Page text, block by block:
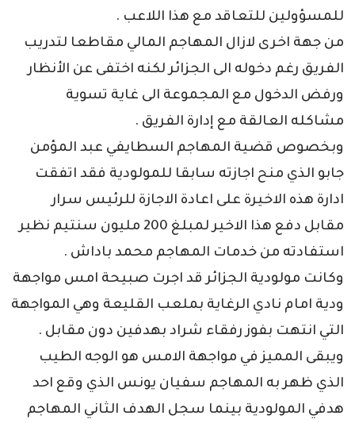
للمسؤولين للتعاقد مع هذا اللاعب .
من جهة اخرى لازال المهاجم المالي مقاطعا لتدريب
الفريق رغم دخوله الى الجزائر لكنه اختفى عن الأنظار
ورفض الدخول مع المجموعة الى غاية تسوية
مشاكله العالقة مع إدارة الفريق .
وبخصوص قضية المهاجم السطايفي عبد المؤمن
جابو الذي منح اجازته سابقا للمولودية فقد اتفقت
ادارة هذه الاخيرة على اعادة الاجازة للرئيس سرار
مقابل دفع هذا الاخير لمبلغ 200 مليون سنتيم نظير
استفادته من خدمات المهاجم محمد باداش .
وكانت مولودية الجزائر قد اجرت صبيحة امس مواجهة
ودية امام نادي الرغاية بملعب القليعة وهي المواجهة
التي انتهت بفوز رفقاء شراد بهدفين دون مقابل .
ويبقى المميز في مواجهة الامس هو الوجه الطيب
الذي ظهر به المهاجم سفيان يونس الذي وقع احد
هدفي المولودية بينما سجل الهدف الثاني المهاجم